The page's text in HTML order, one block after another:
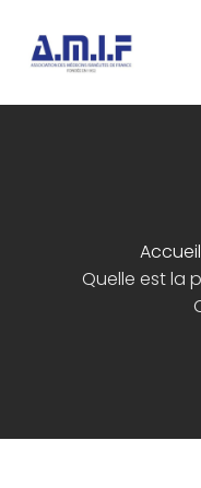
Accueil
Quelle est la